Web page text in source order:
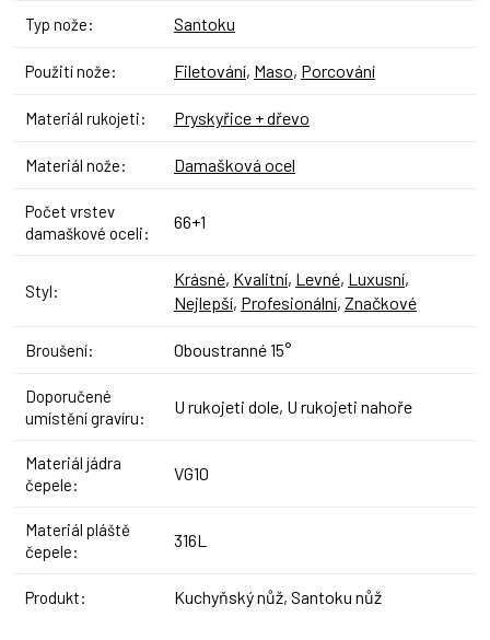
Typ nože: Santoku
Použití nože: Filetování, Maso, Porcování
Materiál rukojeti: Pryskyřice + dřevo
Materiál nože: Damašková ocel
Počet vrstev
damaškové oceli:
66+1
Styl:
Krásné, Kvalitní, Levné, Luxusní,
Nejlepší, Profesionální, Značkové
Broušení: Oboustranné 15°
Doporučené
umístění gravíru:
U rukojeti dole, U rukojeti nahoře
Materiál jádra
čepele:
VG10
Materiál pláště
čepele:
316L
Produkt: Kuchyňský nůž, Santoku nůž